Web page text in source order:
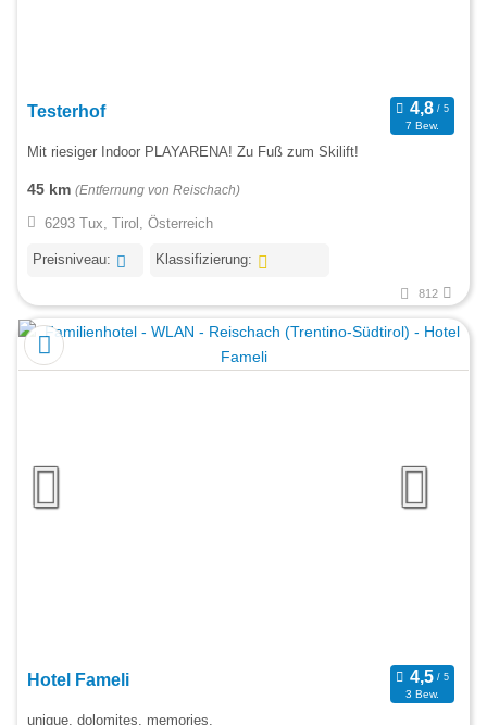
Testerhof
7 Bew.
Mit riesiger Indoor PLAYARENA! Zu Fuß zum Skilift!
45 km (Entfernung von Reischach)
6293 Tux, Tirol, Österreich
Preisniveau: Klassifizierung:
812
Hotel Fameli
3 Bew.
unique. dolomites. memories.